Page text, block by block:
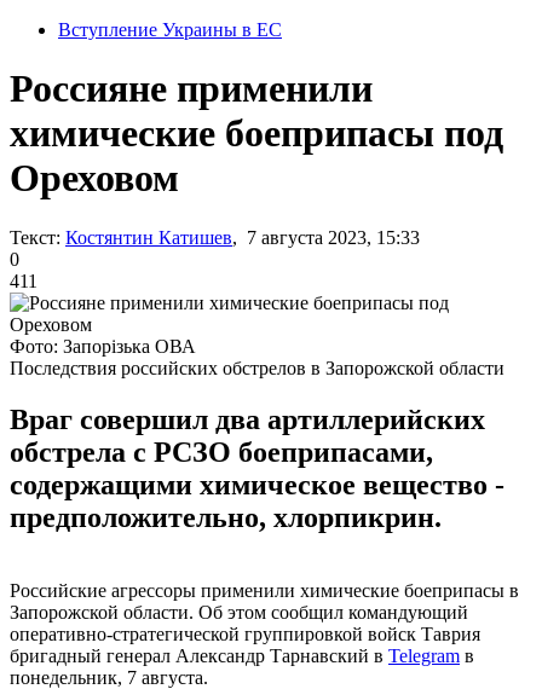
Вступление Украины в ЕС
Россияне применили
химические боеприпасы под
Ореховом
Текст: Костянтин Катишев, 7 августа 2023, 15:33
0
411
Фото: Запорізька ОВА
Последствия российских обстрелов в Запорожской области
Враг совершил два артиллерийских
обстрела с РСЗО боеприпасами,
содержащими химическое вещество -
предположительно, хлорпикрин.
Российские агрессоры применили химические боеприпасы в
Запорожской области. Об этом сообщил командующий
оперативно-стратегической группировкой войск Таврия
бригадный генерал Александр Тарнавский в Telegram в
понедельник, 7 августа.